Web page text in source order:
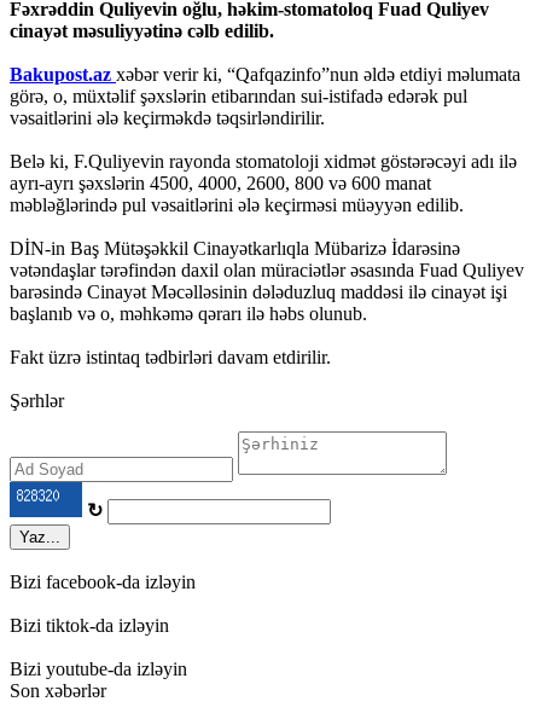
Fəxrəddin Quliyevin oğlu, həkim-stomatoloq Fuad Quliyev
cinayət məsuliyyətinə cəlb edilib.
Bakupost.az xəbər verir ki, “Qafqazinfo”nun əldə etdiyi məlumata
görə, o, müxtəlif şəxslərin etibarından sui-istifadə edərək pul
vəsaitlərini ələ keçirməkdə təqsirləndirilir.
Belə ki, F.Quliyevin rayonda stomatoloji xidmət göstərəcəyi adı ilə
ayrı-ayrı şəxslərin 4500, 4000, 2600, 800 və 600 manat
məbləğlərində pul vəsaitlərini ələ keçirməsi müəyyən edilib.
DİN-in Baş Mütəşəkkil Cinayətkarlıqla Mübarizə İdarəsinə
vətəndaşlar tərəfindən daxil olan müraciətlər əsasında Fuad Quliyev
barəsində Cinayət Məcəlləsinin dələduzluq maddəsi ilə cinayət işi
başlanıb və o, məhkəmə qərarı ilə həbs olunub.
Fakt üzrə istintaq tədbirləri davam etdirilir.
Şərhlər
↻
Yaz...
Bizi facebook-da izləyin
Bizi tiktok-da izləyin
Bizi youtube-da izləyin
Son xəbərlər